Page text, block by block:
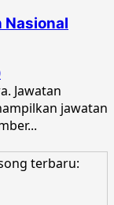
Nasional
Jawatan
jawatan
terbaru: